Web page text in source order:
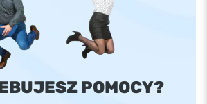
POMOCY?